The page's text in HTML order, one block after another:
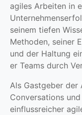
agiles Arbeiten in
seinem tiefen
Methoden, seiner
und der Haltung
er Teams durch
Als Gastgeber der
Conversations
einflussreicher